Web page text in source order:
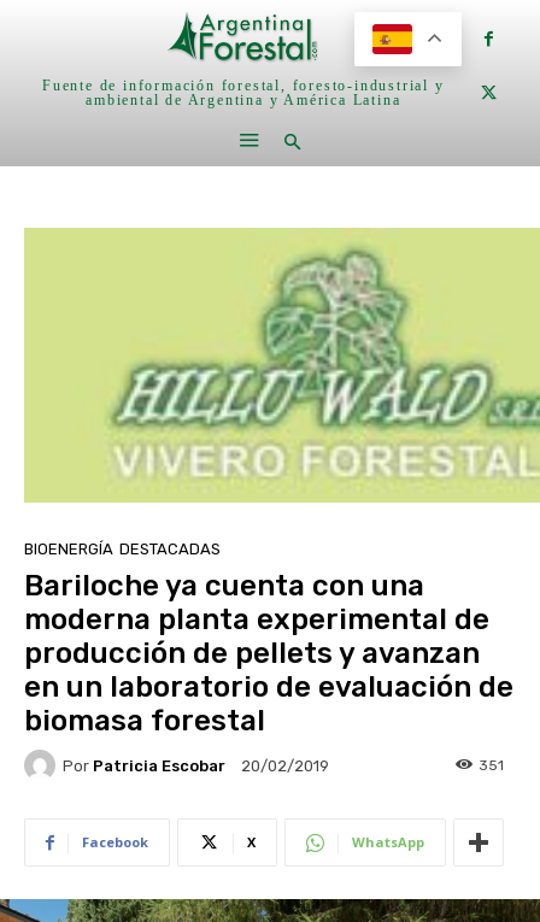
Fuente de información forestal, foresto-industrial y
ambiental de Argentina y América Latina
BIOENERGÍA DESTACADAS
Bariloche ya cuenta con una
moderna planta experimental de
producción de pellets y avanzan
en un laboratorio de evaluación de
biomasa forestal
Por Patricia Escobar 20/02/2019 351
Facebook X WhatsApp